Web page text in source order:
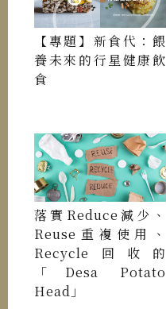
【專題】新食代：餵
養未來的行星健康飲
食
落實Reduce減少、
Reuse重複使用、
Recycle回收的
「Desa Potato
Head」